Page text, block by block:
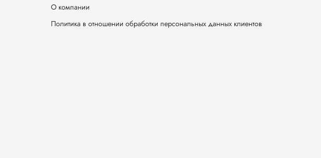
О компании
Политика в отношении обработки персональных данных клиентов